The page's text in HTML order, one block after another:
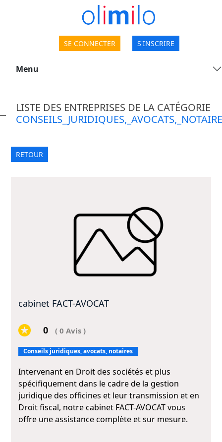
SE CONNECTER S'INSCRIRE
Menu
LISTE DES ENTREPRISES DE LA CATÉGORIE
RETOUR
cabinet FACT-AVOCAT
0 ( 0 Avis )
Conseils juridiques, avocats, notaires
Intervenant en Droit des sociétés et plus
spécifiquement dans le cadre de la gestion
juridique des officines et leur transmission et en
Droit fiscal, notre cabinet FACT-AVOCAT vous
offre une assistance complète et sur mesure.